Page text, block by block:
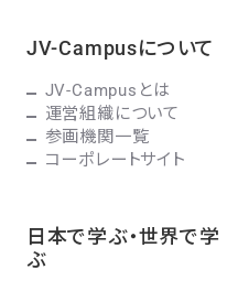
JV-Campusについて
JV-Campusとは
運営組織について
参画機関一覧
コーポレートサイト
日本で学ぶ・世界で学
ぶ